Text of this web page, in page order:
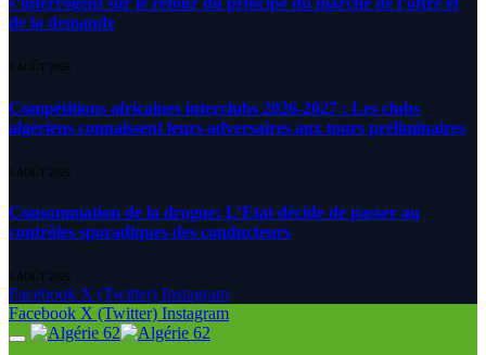
de la demande
6 AOÛT 2026
Compétitions africaines interclubs 2026-2027 : Les clubs
algériens connaissent leurs adversaires aux tours préliminaires
6 AOÛT 2026
Consommation de la drogue: L’Etat décide de passer au
contrôles sporadiques des conducteurs
6 AOÛT 2026
Facebook X (Twitter) Instagram
Facebook X (Twitter) Instagram